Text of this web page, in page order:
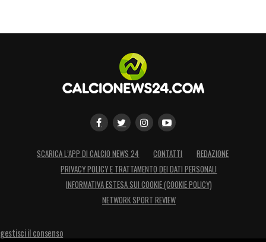
SCARICA L’APP DI CALCIO NEWS 24 CONTATTI
REDAZIONE
PRIVACY POLICY E TRATTAMENTO DEI DATI PERSONALI
INFORMATIVA ESTESA SUI COOKIE (COOKIE POLICY)
NETWORK SPORT REVIEW
gestisci il consenso